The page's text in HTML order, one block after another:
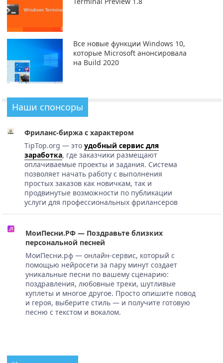
Все новые функции Windows 10,
которые Microsoft анонсировала
на Build 2020
Наши спонсоры
Фриланс-биржа с характером
TipTop.org — это удобный сервис для
заработка, где заказчики размещают
оплачиваемые проекты и задания. Система
позволяет начать работу с выполнения
простых заказов как новичкам, так и
продвинутые возможности по публикации
услуги для профессиональных фрилансеров
МоиПесни.РФ — Поздравьте близких
персональной песней
МоиПесни.рф — онлайн-сервис, который с
помощью нейросети за пару минут создает
уникальные песни по вашему сценарию:
поздравления, любовные треки, шутливые
куплеты и многое другое. Просто опишите повод
и героя, выберите стиль — и получите готовую
песню с текстом и вокалом.